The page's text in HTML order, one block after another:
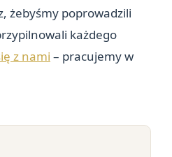
żebyśmy poprowadzili
każdego
z nami – pracujemy w